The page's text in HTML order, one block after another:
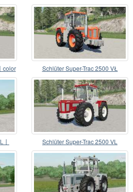
variations
color
Schlüter Super-Trac 2500 VŁ
Schlüter Super-Trac 2500 VL